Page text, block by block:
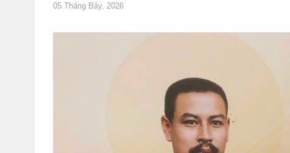
05 Tháng Bảy, 2026